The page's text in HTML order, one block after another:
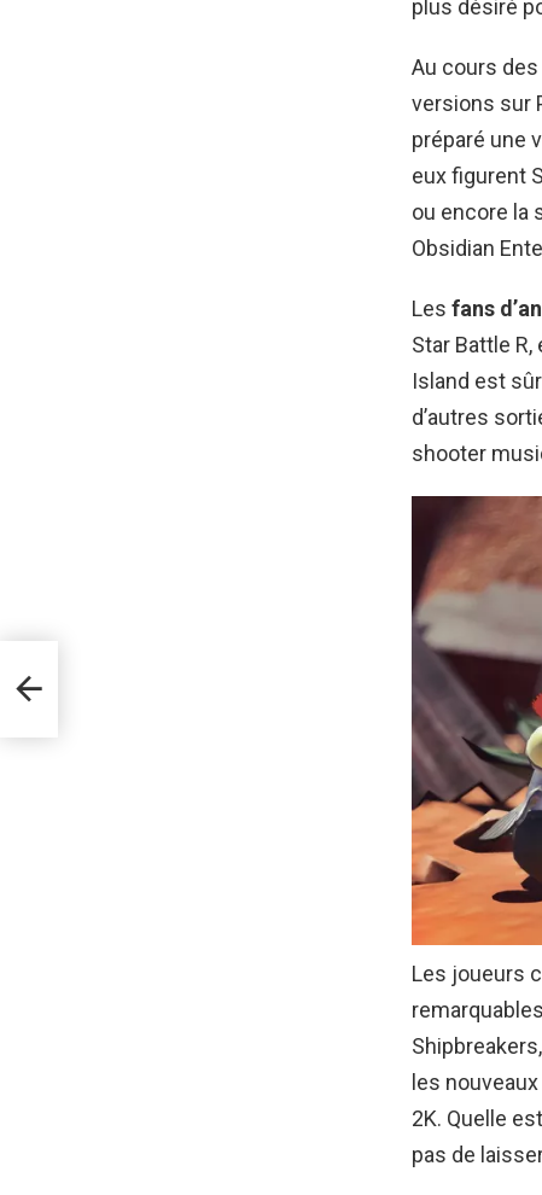
plus désiré
Au cours
versions sur
préparé une
eux figurent
ou encore la
Obsidian
Les fans
Star Battle
Island est
d’autres
shooter
Les joueurs
les
2K. Quelle
pas de